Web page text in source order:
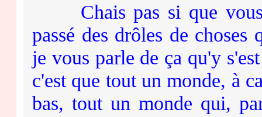
Chais pas si que vous,
passé des drôles de
je vous parle de ça qu'y
c'est que tout un monde, à
bas, tout un monde qui,